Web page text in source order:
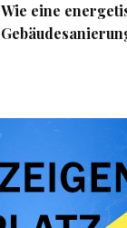
Wie eine